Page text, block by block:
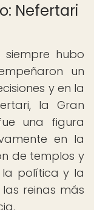
Nefertari
hubo
un
y en la
la Gran
una figura
en la
de templos y
la política y la
reinas más